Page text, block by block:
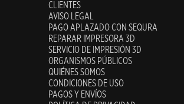
CLIENTES
AVISO LEGAL
PAGO APLAZADO CON SEQURA
REPARAR IMPRESORA 3D
SERVICIO DE IMPRESIÓN 3D
ORGANISMOS PÚBLICOS
QUIÉNES SOMOS
CONDICIONES DE USO
PAGOS Y ENVÍOS